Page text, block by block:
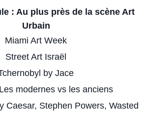
: Au plus près de la scène Art
Urbain
Miami Art Week
Street Art Israël
by Jace
Les modernes vs les anciens
Caesar, Stephen Powers, Wasted